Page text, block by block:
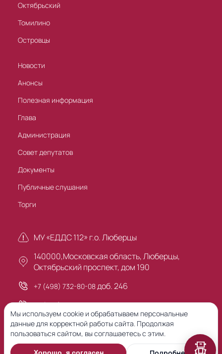
Октябрьский
Томилино
Островцы
Новости
Анонсы
Полезная информация
Глава
Администрация
Совет депутатов
Документы
Публичные слушания
Торги
МУ «ЕДДС 112» г.о. Люберцы
140000,Московская область, Люберцы,
Октябрьский проспект, дом 190
+7 (498) 732-80-08 доб. 246
+7 (495) 503-30-00
Предыдущая версия сайта
Мы используем cookie и обрабатываем персональные
данные для корректной работы сайта. Продолжая
пользоваться сайтом, вы соглашаетесь с этим.